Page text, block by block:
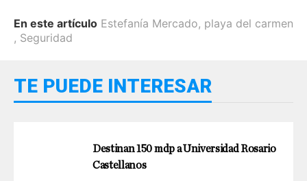
En este artículo Estefanía Mercado, playa del carmen
, Seguridad
TE PUEDE INTERESAR
Destinan 150 mdp a Universidad Rosario
Castellanos